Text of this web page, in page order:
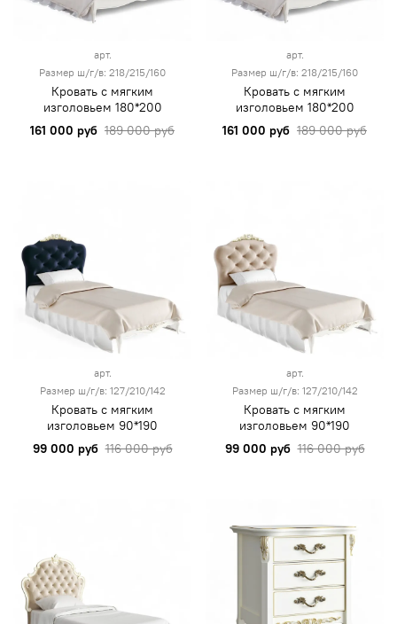
арт.
Размер ш/г/в: 218/215/160
Кровать с мягким
изголовьем 180*200
161 000 руб 189 000 руб
арт.
Размер ш/г/в: 218/215/160
Кровать с мягким
изголовьем 180*200
161 000 руб 189 000 руб
арт.
Размер ш/г/в: 127/210/142
Кровать с мягким
изголовьем 90*190
99 000 руб 116 000 руб
арт.
Размер ш/г/в: 127/210/142
Кровать с мягким
изголовьем 90*190
99 000 руб 116 000 руб